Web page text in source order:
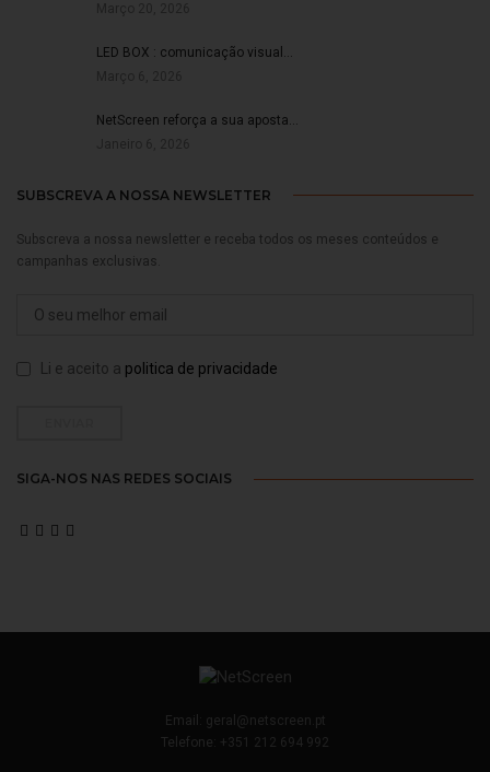
LED BOX : comunicação visual…
NetScreen reforça a sua aposta…
SUBSCREVA A NOSSA NEWSLETTER
Subscreva a nossa newsletter e receba todos os meses conteúdos e
campanhas exclusivas.
Li e aceito a politica de privacidade
SIGA-NOS NAS REDES SOCIAIS
Email:
geral@netscreen.pt
Telefone:
+351 212 694 992